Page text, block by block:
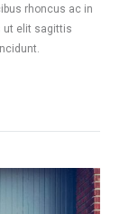
rhoncus ac in
ut elit sagittis